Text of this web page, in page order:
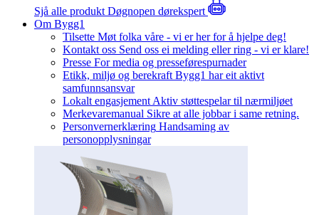
Sjå alle produkt Døgnopen dørekspert
Om Bygg1
Tilsette Møt folka våre - vi er her for å hjelpe deg!
Kontakt oss Send oss ei melding eller ring - vi er klare!
Presse For media og presseførespurnader
Etikk, miljø og berekraft Bygg1 har eit aktivt
samfunnsansvar
Lokalt engasjement Aktiv støttespelar til nærmiljøet
Merkevaremanual Sikre at alle jobbar i same retning.
Personvernerklæring Handsaming av
personopplysningar